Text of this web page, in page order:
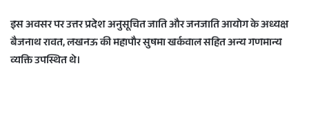
इस अवसर पर उत्तर प्रदेश अनुसूचित जाति और जनजाति आयोग के अध्यक्ष
बैजनाथ रावत, लखनऊ की महापौर सुषमा खर्कवाल सहित अन्य गणमान्य
व्यक्ति उपस्थित थे।